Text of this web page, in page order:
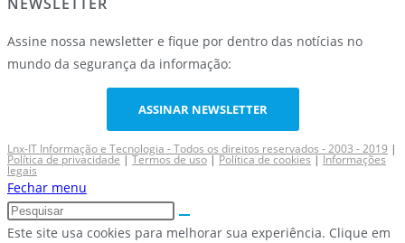
Assine nossa newsletter e fique por dentro das notícias no
mundo da segurança da informação:
ASSINAR NEWSLETTER
Lnx-IT Informação e Tecnologia - Todos os direitos reservados - 2003 - 2019 |
Política de privacidade|Termos de uso|Política de cookies|Informações
legais
Fechar menu
Este site usa cookies para melhorar sua experiência. Clique em